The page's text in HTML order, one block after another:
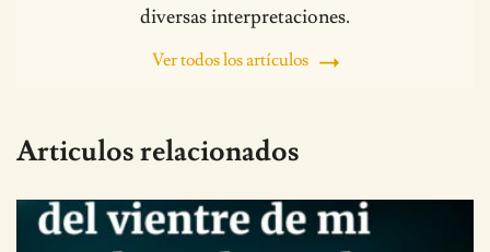
diversas interpretaciones.
Ver todos los artículos
Articulos relacionados